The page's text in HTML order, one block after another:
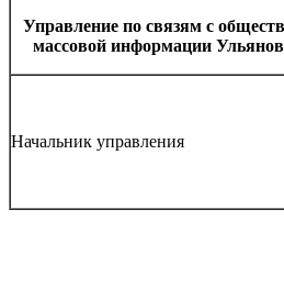
Управление по связям с
массовой информации
Начальник управления